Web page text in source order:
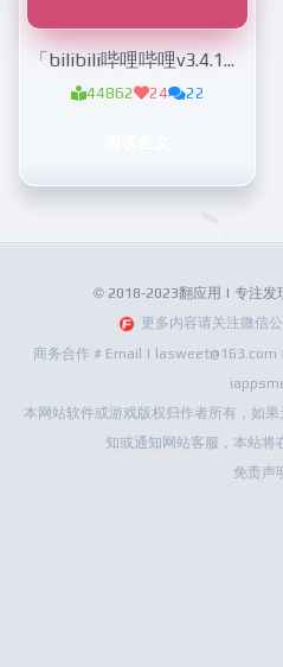
「bilibili哔哩哔哩v3.4.1谷歌纯净版」谷歌市场纯净版
44862 24 22
© 2018-2023翻应用 | 专注发
更多内容请关注微信
商务合作 # Email |
本网站软件或游戏版权归作者所有，如
知或通知网站客服，本站将
免责声